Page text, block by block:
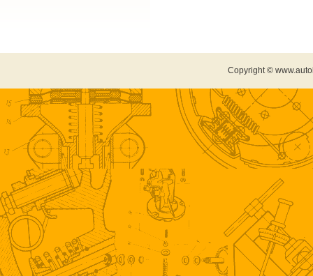
Copyright ©